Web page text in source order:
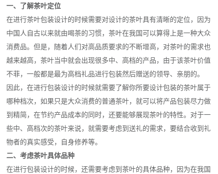
一、了解茶叶定位
在进行茶叶包装设计的时候需要对设计的茶叶具有清晰的定位，因为
中国人自古以来就由喝茶的习惯，茶叶在我国可以算得上是一种大众
消费品。但是，随着人们对高品质要求的不断增高，对茶叶的需求也
越来越高，茶叶当中就会出现很多中、高档的产品，由于该茶叶价值
不菲，一般都是最为高档礼品进行包装然后赠送的领导、亲朋的。
因此，在进行包装设计的时候就需要了解你所要设计包装的茶叶属于
哪种档次，如果只是大众消费的普通茶叶，就可以将产品包装尽力做
到精简，在节约产品成本的同时，还要能够展现茶叶的特性。对于一
些中、高档次的茶叶来说，就需要考虑到送礼的需求，要结合收到礼
物者的真实感受，自身修养等。
二、考虑茶叶具体品种
在进行包装设计的时候，还需要考虑到茶叶的具体品种，因为在我国